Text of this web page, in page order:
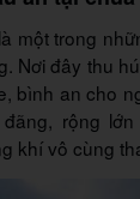
một trong
Nơi đây thu
bình an cho
rộng
khí vô cùng